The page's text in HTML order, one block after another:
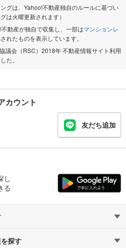
グは、Yahoo!不動産独自のルールに基づい
は火曜更新されます）
動産が独自で収集し、一部はマンションレ
れたものを表示しています。
議会（RSC）2018年 不動産情報サイト利用
た。
カウント
友だち追加
し
る
探す